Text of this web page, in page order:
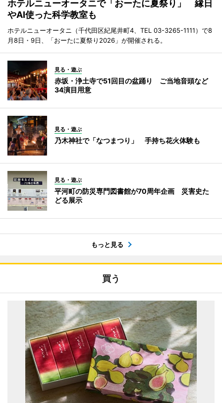
ホテルニューオータニで「おーたに夏祭り」 縁日
やAI使った科学教室も
ホテルニューオータニ（千代田区紀尾井町4、TEL 03-3265-1111）で8
月8日・9日、「おーたに夏祭り2026」が開催される。
見る・遊ぶ
赤坂・浄土寺で51回目の盆踊り ご当地音頭など
34演目用意
見る・遊ぶ
乃木神社で「なつまつり」 手持ち花火体験も
見る・遊ぶ
平河町の防災専門図書館が70周年企画 災害史た
どる展示
もっと見る
買う